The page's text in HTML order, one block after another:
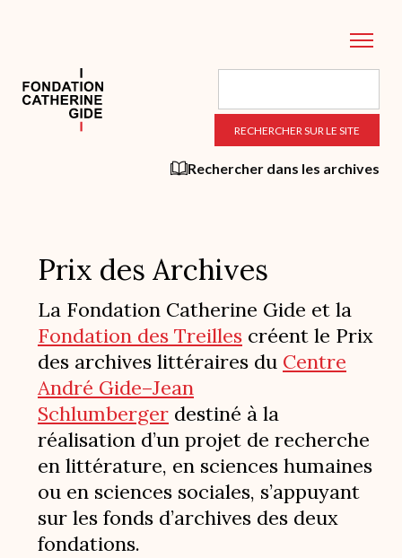
principal
Rechercher dans les archives
Prix des Archives
La Fondation Catherine Gide et la
Fondation des Treilles créent le Prix
des archives littéraires du Centre
André Gide–Jean
Schlumberger destiné à la
réalisation d’un projet de recherche
en littérature, en sciences humaines
ou en sciences sociales, s’appuyant
sur les fonds d’archives des deux
fondations.